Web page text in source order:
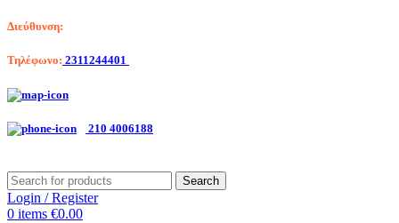
Διεύθυνση:
Τηλέφωνο: 2311244401
210 4006188
Search
Login / Register
0 items €0.00